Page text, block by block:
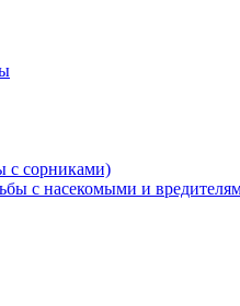
с сорниками)
с насекомыми и